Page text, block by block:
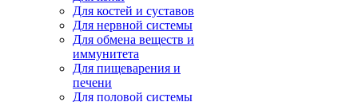
Для костей и суставов
Для нервной системы
Для обмена веществ и
иммунитета
Для пищеварения и
печени
Для половой системы